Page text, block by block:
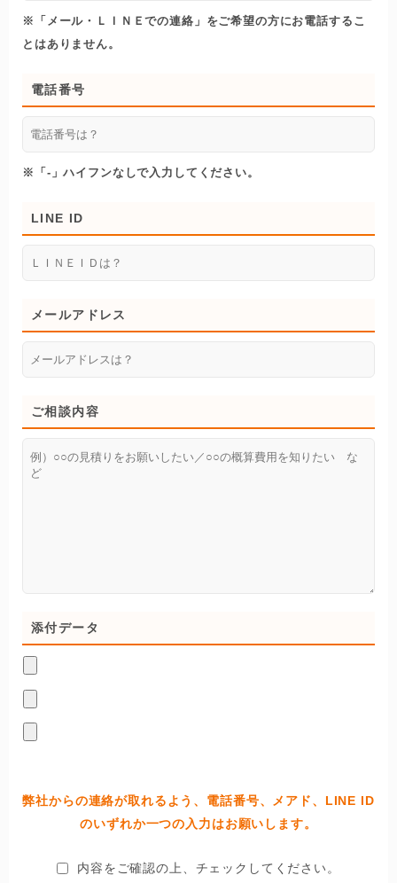
※「メール・ＬＩＮＥでの連絡」をご希望の方にお電話するこ
とはありません。
電話番号
※「-」ハイフンなしで入力してください。
LINE ID
メールアドレス
ご相談内容
添付データ
弊社からの連絡が取れるよう、電話番号、メアド、LINE ID
のいずれか一つの入力はお願いします。
内容をご確認の上、チェックしてください。